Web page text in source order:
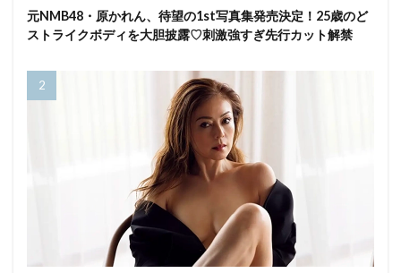
元NMB48・原かれん、待望の1st写真集発売決定！25歳のど
ストライクボディを大胆披露♡刺激強すぎ先行カット解禁